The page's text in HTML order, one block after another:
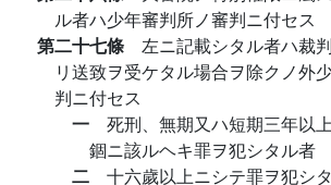
ル者ハ少年審判所ノ審判ニ付セス
第二十七條 左ニ記載シタル者ハ裁
リ送致ヲ受ケタル場合ヲ除クノ外
判ニ付セス
一 死刑、無期又ハ短期三年以
錮ニ該ルヘキ罪ヲ犯シタル者
二 十六歲以上ニシテ罪ヲ犯シ